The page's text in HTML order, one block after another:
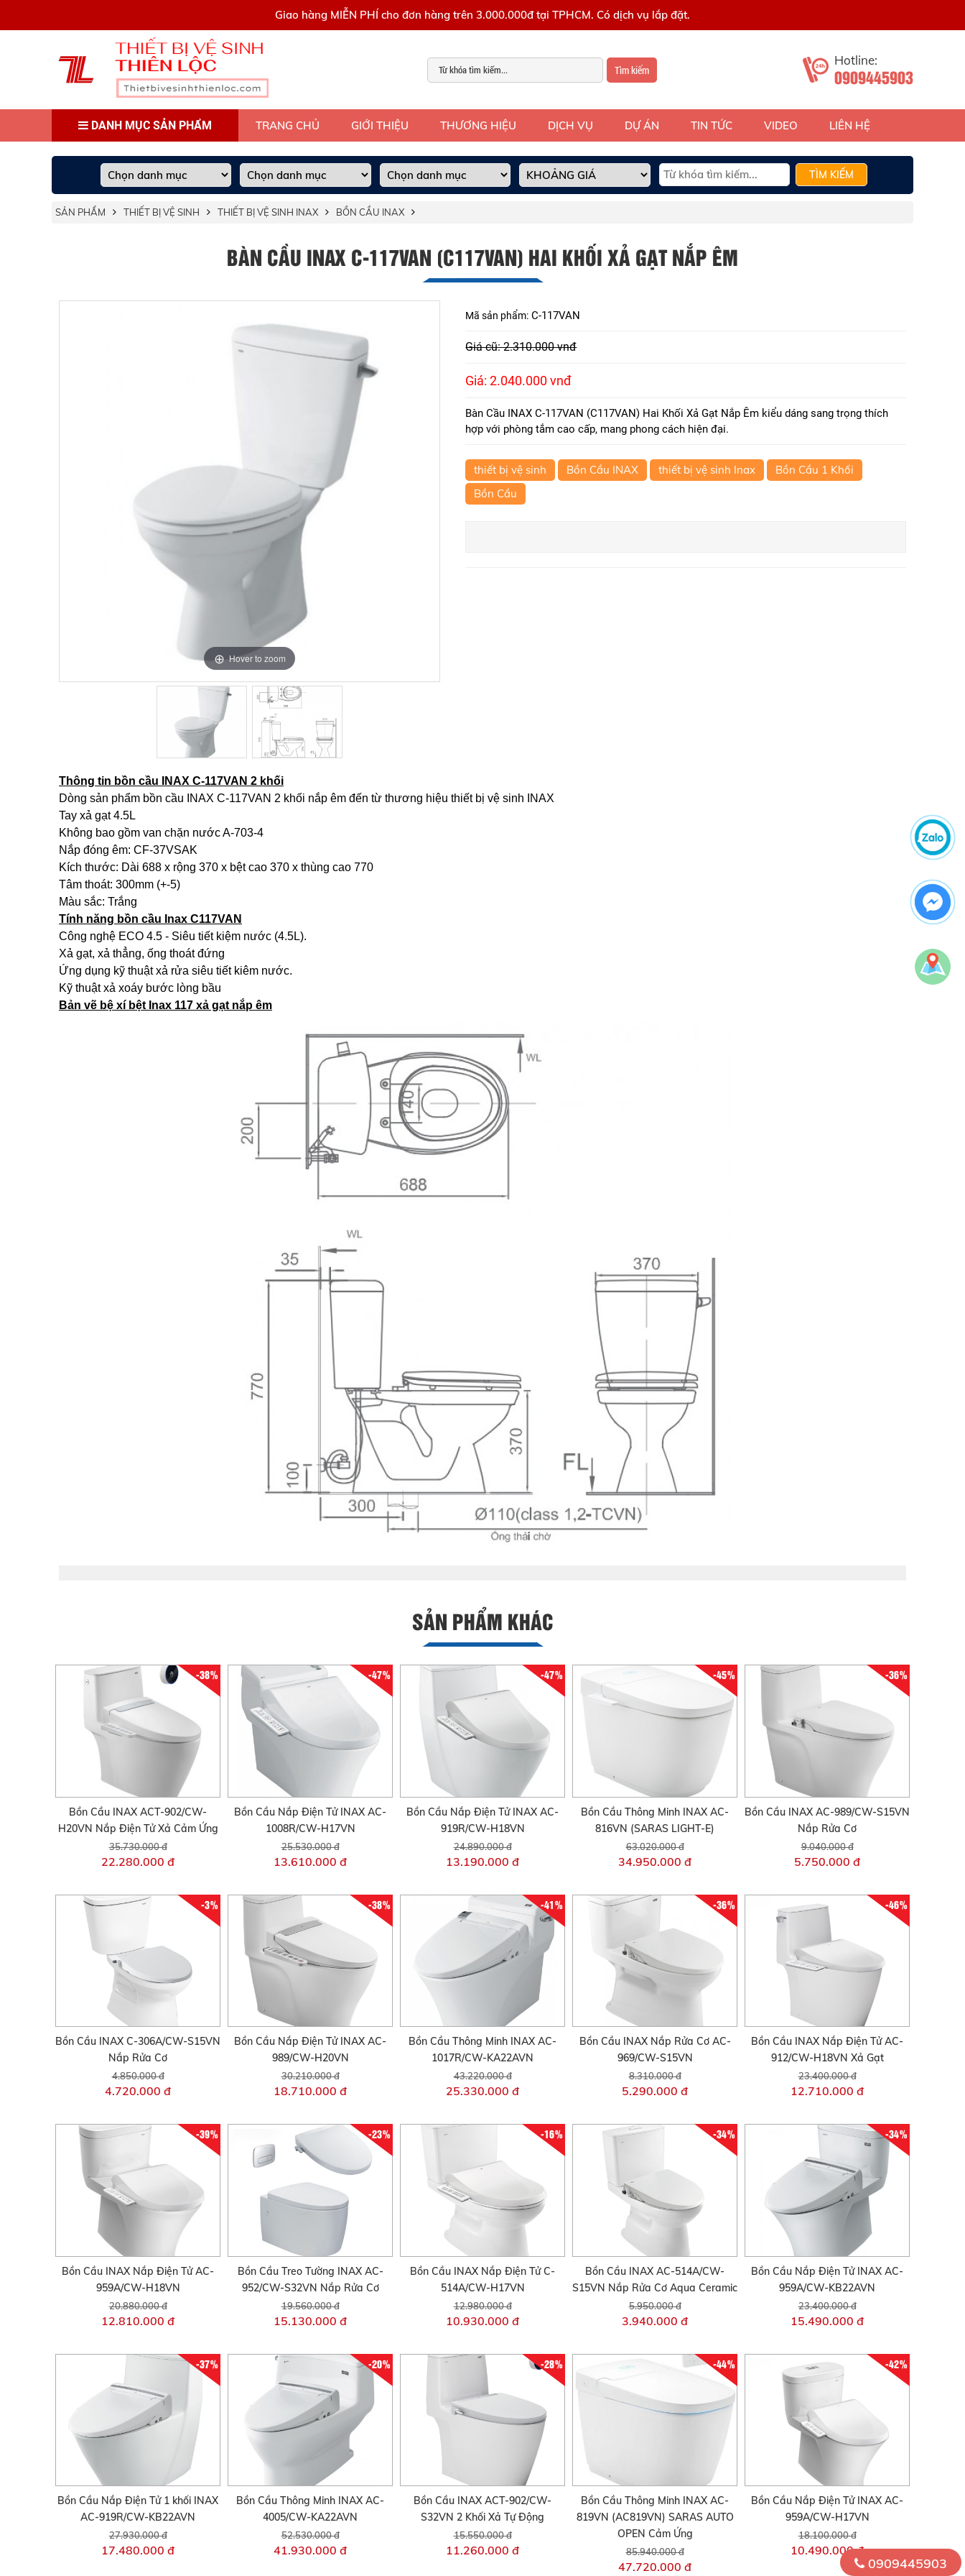
Giao hàng MIỄN PHÍ cho đơn hàng trên 3.000.000đ tại TPHCM. Có dịch vụ lắp đặt.
Tìm kiếm
Hotline:
0909445903
DANH MỤC SẢN PHẨM TRANG CHỦ GIỚI THIỆU THƯƠNG HIỆU DỊCH VỤ DỰ ÁN TIN TỨC VIDEO LIÊN HỆ
TÌM KIẾM
SẢN PHẨM THIẾT BỊ VỆ SINH THIẾT BỊ VỆ SINH INAX BỒN CẦU INAX
BÀN CẦU INAX C-117VAN (C117VAN) HAI KHỐI XẢ GẠT NẮP ÊM
Hover to zoom
Hover to zoom
Mã sản phẩm: C-117VAN
Giá cũ: 2.310.000 vnđ
Giá: 2.040.000 vnđ
Bàn Cầu INAX C-117VAN (C117VAN) Hai Khối Xả Gạt Nắp Êm kiểu dáng sang trọng thích
hợp với phòng tắm cao cấp, mang phong cách hiện đại.
thiết bị vệ sinh Bồn Cầu INAX thiết bị vệ sinh Inax
Bồn Cầu 1 Khối
Bồn Cầu
Thông tin bồn cầu INAX C-117VAN 2 khối
Dòng sản phẩm bồn cầu INAX C-117VAN 2 khối nắp êm đến từ thương hiệu thiết bị vệ sinh INAX
Tay xả gạt 4.5L
Không bao gồm van chặn nước A-703-4
Nắp đóng êm: CF-37VSAK
Kích thước: Dài 688 x rộng 370 x bệt cao 370 x thùng cao 770
Tâm thoát: 300mm (+-5)
Màu sắc: ​Trắng
Tính năng bồn cầu Inax C117VAN
Công nghệ ECO 4.5 - Siêu tiết kiệm nước (4.5L).
Xả gạt, xả thẳng, ống thoát đứng
Ứng dụng kỹ thuật xả rửa siêu tiết kiêm nước.
Kỹ thuật xả xoáy bước lòng bầu
Bản vẽ bệ xí bệt Inax 117 xả gạt nắp êm
SẢN PHẨM KHÁC
-38%
Bồn Cầu INAX ACT-902/CW-
H20VN Nắp Điện Tử Xả Cảm Ứng
35.730.000 đ
22.280.000 đ
-47%
Bồn Cầu Nắp Điện Tử INAX AC-
1008R/CW-H17VN
25.530.000 đ
13.610.000 đ
-47%
Bồn Cầu Nắp Điện Tử INAX AC-
919R/CW-H18VN
24.890.000 đ
13.190.000 đ
-45%
Bồn Cầu Thông Minh INAX AC-
816VN (SARAS LIGHT-E)
63.020.000 đ
34.950.000 đ
-36%
Bồn Cầu INAX AC-989/CW-S15VN
Nắp Rửa Cơ
9.040.000 đ
5.750.000 đ
-3%
Bồn Cầu INAX C-306A/CW-S15VN
Nắp Rửa Cơ
4.850.000 đ
4.720.000 đ
-38%
Bồn Cầu Nắp Điện Tử INAX AC-
989/CW-H20VN
30.210.000 đ
18.710.000 đ
-41%
Bồn Cầu Thông Minh INAX AC-
1017R/CW-KA22AVN
43.220.000 đ
25.330.000 đ
-36%
Bồn Cầu INAX Nắp Rửa Cơ AC-
969/CW-S15VN
8.310.000 đ
5.290.000 đ
-46%
Bồn Cầu INAX Nắp Điện Tử AC-
912/CW-H18VN Xả Gạt
23.400.000 đ
12.710.000 đ
-39%
Bồn Cầu INAX Nắp Điện Tử AC-
959A/CW-H18VN
20.880.000 đ
12.810.000 đ
-23%
Bồn Cầu Treo Tường INAX AC-
952/CW-S32VN Nắp Rửa Cơ
19.560.000 đ
15.130.000 đ
-16%
Bồn Cầu INAX Nắp Điện Tử C-
514A/CW-H17VN
12.980.000 đ
10.930.000 đ
-34%
Bồn Cầu INAX AC-514A/CW-
S15VN Nắp Rửa Cơ Aqua Ceramic
5.950.000 đ
3.940.000 đ
-34%
Bồn Cầu Nắp Điện Tử INAX AC-
959A/CW-KB22AVN
23.400.000 đ
15.490.000 đ
-37%
Bồn Cầu Nắp Điện Tử 1 khối INAX
AC-919R/CW-KB22AVN
27.930.000 đ
17.480.000 đ
-20%
Bồn Cầu Thông Minh INAX AC-
4005/CW-KA22AVN
52.530.000 đ
41.930.000 đ
-28%
Bồn Cầu INAX ACT-902/CW-
S32VN 2 Khối Xả Tự Động
15.550.000 đ
11.260.000 đ
-44%
Bồn Cầu Thông Minh INAX AC-
819VN (AC819VN) SARAS AUTO
OPEN Cảm Ứng
85.940.000 đ
47.720.000 đ
-42%
Bồn Cầu Nắp Điện Tử INAX AC-
959A/CW-H17VN
18.100.000 đ
10.490.000 đ
0909445903